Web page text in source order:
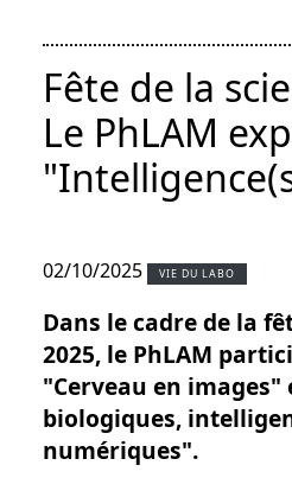
Fête de la
Le PhLAM
02/10/2025 VIE DU LABO
Dans le cadre de la
2025, le PhLAM
"Cerveau en
biologiques,
numériques".